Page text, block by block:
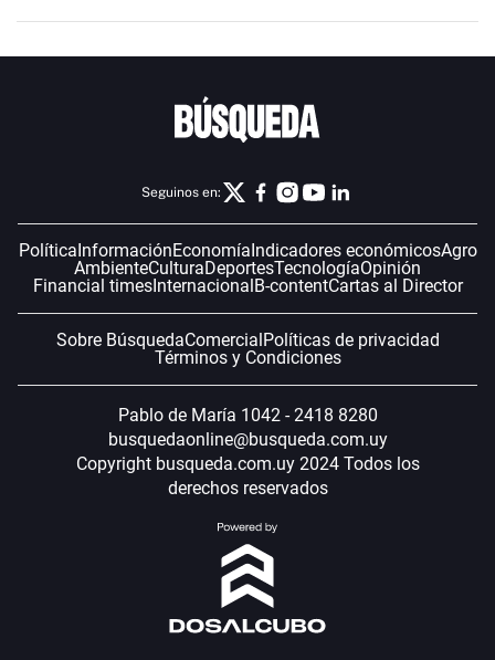
Seguinos en:
PolíticaInformaciónEconomíaIndicadores económicosAgro
AmbienteCulturaDeportesTecnologíaOpinión
Financial timesInternacionalB-contentCartas al Director
Sobre BúsquedaComercialPolíticas de privacidad
Términos y Condiciones
Pablo de María 1042 - 2418 8280
busquedaonline@busqueda.com.uy
Copyright busqueda.com.uy 2024 Todos los
derechos reservados